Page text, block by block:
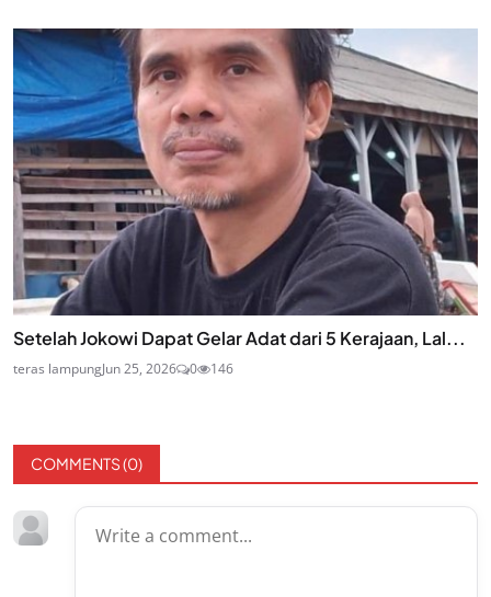
Setelah Jokowi Dapat Gelar Adat dari 5 Kerajaan, Lal...
teras lampungJun 25, 2026 0 146
COMMENTS (0)